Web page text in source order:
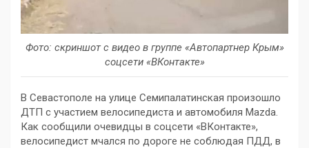
Фото: скриншот с видео в группе «Автопартнер Крым»
соцсети «ВКонтакте»
В Севастополе на улице Семипалатинская произошло
ДТП с участием велосипедиста и автомобиля Mazda.
Как сообщили очевидцы в соцсети «ВКонтакте»,
велосипедист мчался по дороге не соблюдая ПДД, в